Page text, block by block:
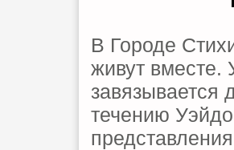
В Городе
живут вместе.
течению